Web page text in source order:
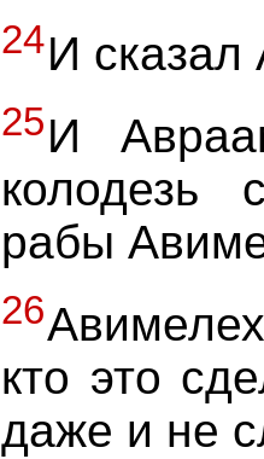
24И сказал
25И
колодезь
рабы
26
кто это
даже и не